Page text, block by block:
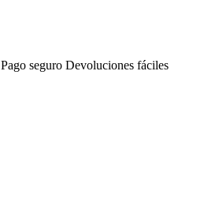
Pago seguro Devoluciones fáciles